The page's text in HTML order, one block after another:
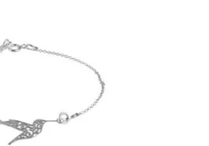
ulubionych
❤️